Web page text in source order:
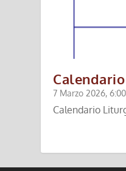
7 Marzo 2026, 6:00
Calendario